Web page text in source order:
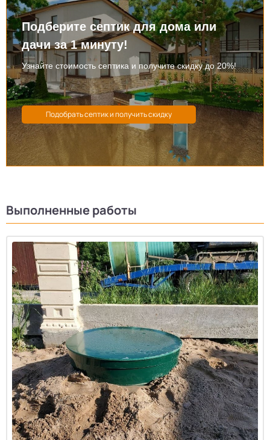
Подберите септик для дома или
дачи за 1 минуту!
Узнайте стоимость септика и получите скидку до 20%!
Выполненные работы